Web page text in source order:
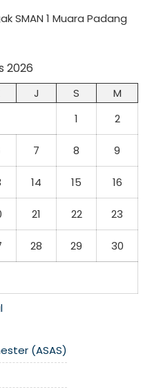
SMAN 1 Muara Padang
2026
J S
M
1
2
7 8 9
14 15 16
21 22 23
28 29 30
(ASAS)